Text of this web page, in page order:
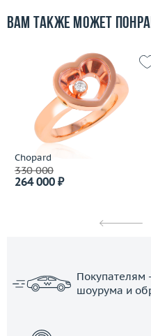
Вам также может
Chopard
330 000
264 000 ₽
Покупателям
шоурума и